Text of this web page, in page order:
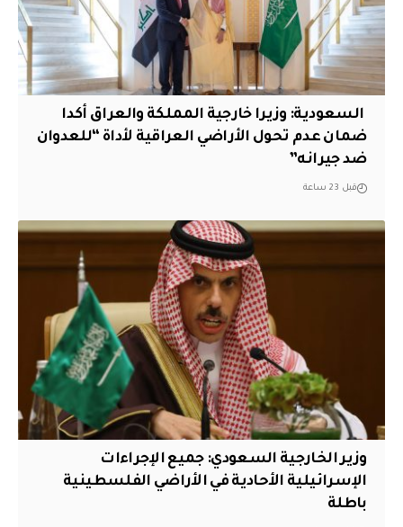
‏ السعودية: وزيرا خارجية المملكة والعراق أكدا
ضمان عدم تحول الأراضي العراقية لأداة “للعدوان
ضد جيرانه”
قبل 23 ساعة
وزير الخارجية السعودي: جميع الإجراءات
الإسرائيلية الأحادية في الأراضي الفلسطينية
باطلة